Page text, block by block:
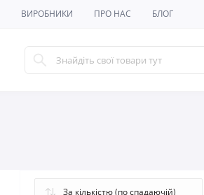
ВИРОБНИКИ ПРО НАС БЛОГ